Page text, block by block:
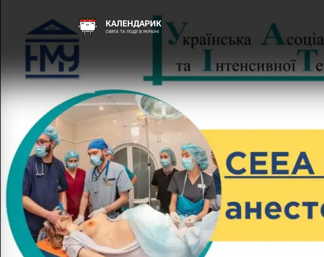
КАЛЕНДАРИК
СВЯТА ТА ПОДІЇ В УКРАЇНІ